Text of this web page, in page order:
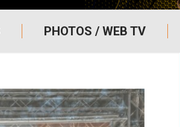
PHOTOS / WEB TV